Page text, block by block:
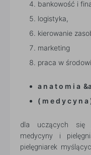
bankowość i
logistyka,
kierowanie
marketing
praca w
a n a t o m i a
( m e d y c y n
dla uczących się
medycyny i
pielęgniarek